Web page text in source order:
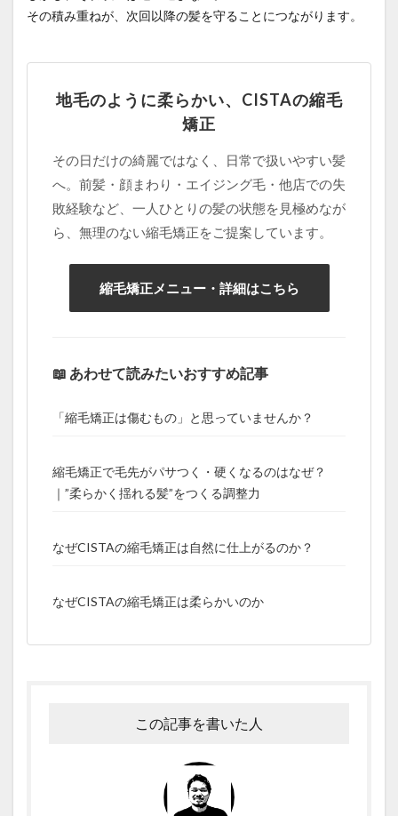
その積み重ねが、次回以降の髪を守ることにつながります。
地毛のように柔らかい、CISTAの縮毛
矯正
その日だけの綺麗ではなく、日常で扱いやすい髪
へ。前髪・顔まわり・エイジング毛・他店での失
敗経験など、一人ひとりの髪の状態を見極めなが
ら、無理のない縮毛矯正をご提案しています。
縮毛矯正メニュー・詳細はこちら
📖 あわせて読みたいおすすめ記事
「縮毛矯正は傷むもの」と思っていませんか？
縮毛矯正で毛先がパサつく・硬くなるのはなぜ？
｜”柔らかく揺れる髪”をつくる調整力
なぜCISTAの縮毛矯正は自然に仕上がるのか？
なぜCISTAの縮毛矯正は柔らかいのか
この記事を書いた人
聖地離れとローカル回帰
脱縮毛矯正
自信
自然に仕上がる縮毛矯正
行政
近所の美容室の探し方
過収斂
過還元のリスク
還元不足
部分縮毛矯正
酸性ストレート
酸熱トリートメント
酸熱トリートメントの失敗
酸熱トリートメントの罠
髪が硬い
髪が硬くならない縮毛矯正
髪の内部爆発
髪の毛担当大臣
髪の過収斂